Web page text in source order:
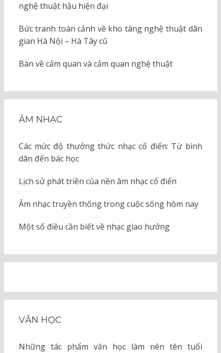
nghệ thuật hậu hiện đại
Bức tranh toàn cảnh về kho tàng nghệ thuật dân
gian Hà Nội – Hà Tây cũ
Bàn về cảm quan và cảm quan nghệ thuật
ÂM NHẠC
Các mức độ thưởng thức nhạc cổ điển: Từ bình
dân đến bác học
Lịch sử phát triền của nền âm nhạc cổ điển
Âm nhạc truyền thống trong cuộc sống hôm nay
Một số điều cần biết về nhạc giao hưởng
VĂN HỌC
Những tác phẩm văn học làm nên tên tuổi